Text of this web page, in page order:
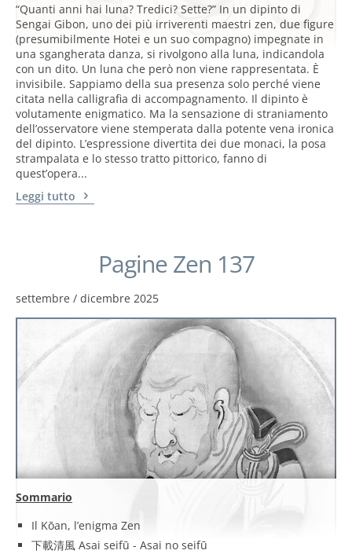
“Quanti anni hai luna? Tredici? Sette?” In un dipinto di
Sengai Gibon, uno dei più irriverenti maestri zen, due figure
(presumibilmente Hotei e un suo compagno) impegnate in
una sgangherata danza, si rivolgono alla luna, indicandola
con un dito. Un luna che però non viene rappresentata. È
invisibile. Sappiamo della sua presenza solo perché viene
citata nella calligrafia di accompagnamento. Il dipinto è
volutamente enigmatico. Ma la sensazione di straniamento
dell’osservatore viene stemperata dalla potente vena ironica
del dipinto. L’espressione divertita dei due monaci, la posa
strampalata e lo stesso tratto pittorico, fanno di
quest’opera...
Leggi tutto
Pagine Zen 137
settembre / dicembre 2025
Sommario
Il Kōan, l’enigma Zen
下載清風 Asai seifū - Asai no seifū